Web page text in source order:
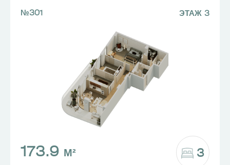
№301 ЭТАЖ 3
173.9 М² 3